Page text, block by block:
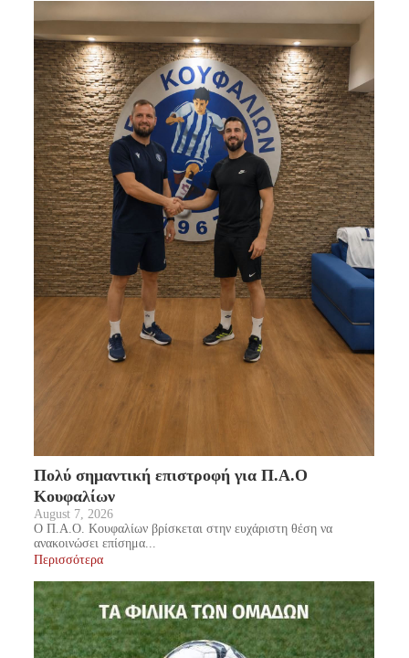
Πολύ σημαντική επιστροφή για Π.Α.Ο
Κουφαλίων
August 7, 2026
Ο Π.Α.Ο. Κουφαλίων βρίσκεται στην ευχάριστη θέση να
ανακοινώσει επίσημα...
Περισσότερα